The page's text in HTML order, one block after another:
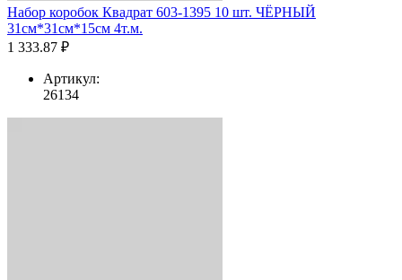
Набор коробок Квадрат 603-1395 10 шт. ЧЁРНЫЙ
31см*31см*15см 4т.м.
1 333.87 ₽
Артикул:
26134